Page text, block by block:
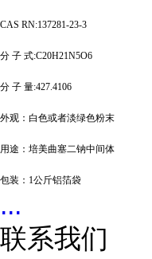
CAS RN:137281-23-3
分 子 式:C20H21N5O6
分 子 量:427.4106
外观： 白色或者淡绿色粉末
用途：培美曲塞二钠中间体
包装： 1公斤铝箔袋
...
联系我们